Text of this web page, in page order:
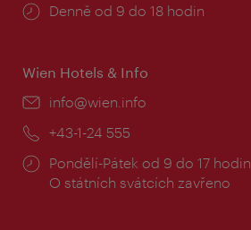
Provozní
Denně od 9 do 18 hodin
Wien Hotels & Info
E-
info@wien.info
Telefon:
+43-1-24 555
Provozní
doba:
Pondělí-Pátek od 9 do 17 hodin
O státních svátcích zavřeno